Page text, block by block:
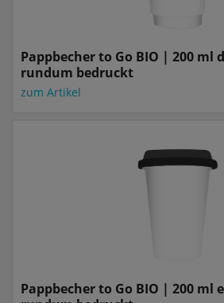
Pappbecher to Go BIO | 200 ml
rundum bedruckt
zum Artikel
Pappbecher to Go BIO | 200 ml